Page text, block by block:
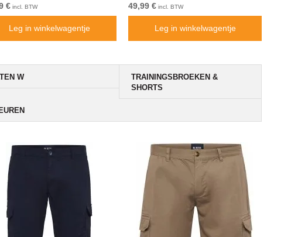
€ incl. BTW
Leg in winkelwagentje
49,99 €incl. BTW
Leg in winkelwagentje
W
TRAININGSBROEKEN &
SHORTS